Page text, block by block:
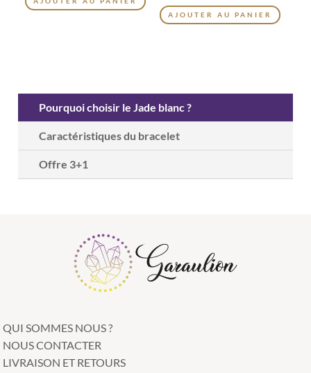
AJOUTER AU PANIER
Pourquoi choisir le Jade blanc ?
Caractéristiques du bracelet
Offre 3+1
QUI SOMMES NOUS ?
NOUS CONTACTER
LIVRAISON ET RETOURS